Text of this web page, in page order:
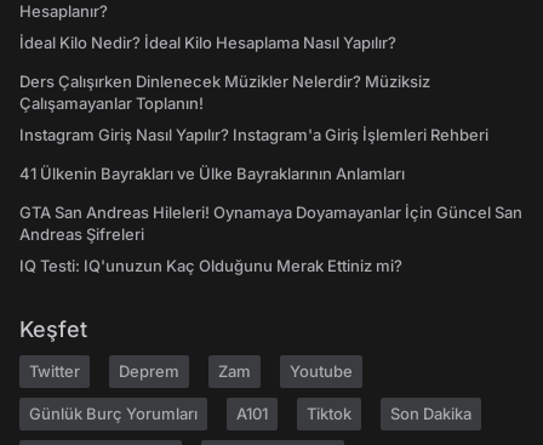
Hesaplanır?
İdeal Kilo Nedir? İdeal Kilo Hesaplama Nasıl Yapılır?
Ders Çalışırken Dinlenecek Müzikler Nelerdir? Müziksiz
Çalışamayanlar Toplanın!
Instagram Giriş Nasıl Yapılır? Instagram'a Giriş İşlemleri Rehberi
41 Ülkenin Bayrakları ve Ülke Bayraklarının Anlamları
GTA San Andreas Hileleri! Oynamaya Doyamayanlar İçin Güncel San
Andreas Şifreleri
IQ Testi: IQ'unuzun Kaç Olduğunu Merak Ettiniz mi?
Keşfet
Twitter Deprem Zam Youtube
Günlük Burç Yorumları A101 Tiktok Son Dakika